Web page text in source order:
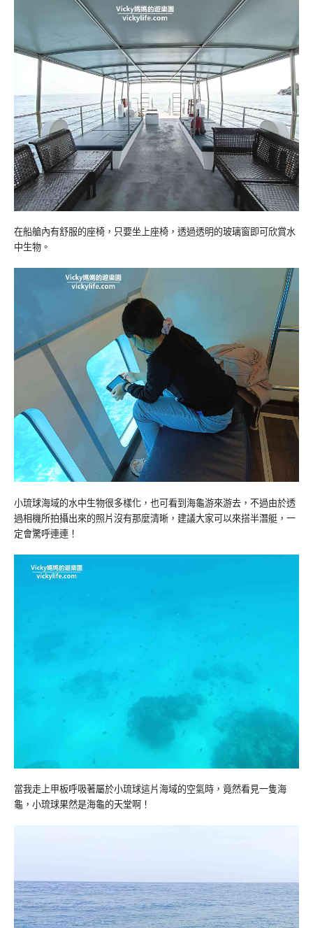
在船艙內有舒服的座椅，只要坐上座椅，透過透明的玻璃窗即可欣賞水
中生物。
小琉球海域的水中生物很多樣化，也可看到海龜游來游去，不過由於透
過相機所拍攝出來的照片沒有那麼清晰，建議大家可以來搭半潛艇，一
定會驚呼連連！
當我走上甲板呼吸著屬於小琉球這片海域的空氣時，竟然看見一隻海
龜，小琉球果然是海龜的天堂啊！